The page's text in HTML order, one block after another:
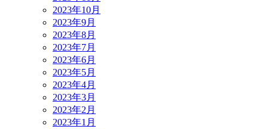
2023年10月
2023年9月
2023年8月
2023年7月
2023年6月
2023年5月
2023年4月
2023年3月
2023年2月
2023年1月